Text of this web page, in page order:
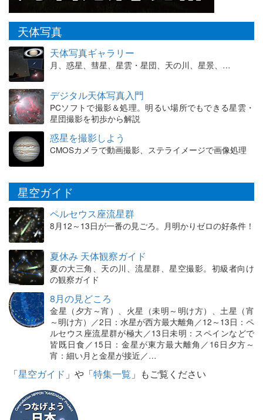
天体写真
天体写真ギャラリー
月、惑星、彗星、星雲・星団、天の川、星景、…
デジタル天体写真入門
PCソフトで撮影＆処理。明るい場所でもできる星雲・
星団撮影を初歩から解説
惑星を撮影しよう
CMOSカメラで動画撮影、ステライメージで画像処理
星空ガイド
ペルセウス座流星群
8月12～13日が一番の見ごろ。月明かりゼロの好条件！
夏休み 天体観察ガイド
夏の大三角、天の川、流星群、星空撮影。初級者向け
の観察ガイド
8月の見どころ
金星（夕方～宵）、火星（未明～明け方）、土星（宵
～明け方）／2日：水星が西方最大離角／12～13日：ペ
ルセウス座流星群が極大／13日未明：スペインなどで
皆既日食／15日：金星が東方最大離角／16日夕方～
宵：細い月と金星が接近／…
「星空ガイド 」や「特集一覧 」もご覧ください